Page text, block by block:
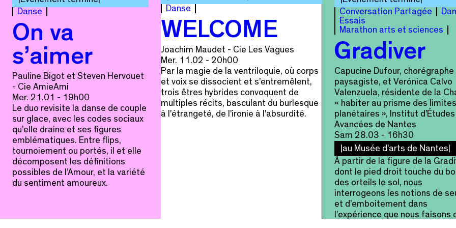
Danse
On va
s’aimer
Pauline Bigot et Steven Hervouet
- Cie AmieAmi
Mer. 21.01 - 19h00
Le duo revisite la danse de couple
sur glace, avec les codes sociaux
qu’elle draine et ses figures
emblématiques. Entre flips,
tournoiement ou portés, il et elle
décomposent les définitions
possibles de l’Amour, et la variété
du sentiment amoureux.
Danse
WELCOME
Joachim Maudet - Cie Les Vagues
Mer. 11.02 - 20h00
Par la magie de la ventriloquie, où corps
et voix se dissocient et s’entremêlent,
trois êtres hybrides convoquent de
multiples récits, basculant du burlesque
à l'étrangeté, de l'ironie à l'absurdité.
Conversation Partagée
Essais
Marathon arts et sciences
Gradiver
Capucine Dufour, chorégraphe
paysagiste, et Verónica Calvo
Valenzuela, résidente de la
« habiter au prisme des limites
planétaires », Institut d’Études
Avancées de Nantes
Sam 28.03 - 16h30
au Musée d'arts de Nantes
À partir de la figure de la
dont le pied droit touche du
des orteils le sol, nous
interrogeons les notions de
et d’emboitement dans
l’expérience que nous faisons